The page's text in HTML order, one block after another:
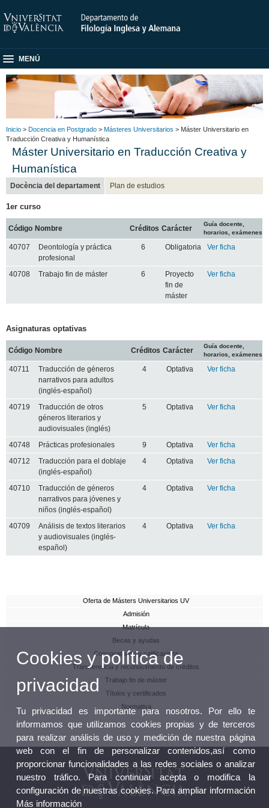
MENÚ
Inicio > Docencia en Postgrado > Másteres Universitarios > Máster Universitario en
Traducción Creativa y Humanística
Máster Universitario en Traducción Creativa y
Humanística
Docència del departament Plan de estudios
1er curso
Código Nombre Créditos Carácter
Guía docente,
horarios, exámenes
40707
Deontología y práctica
profesional
6 Obligatoria Ver ficha
40708 Trabajo fin de máster 6
Proyecto
fin de
máster
Ver ficha
Asignaturas optativas
Código Nombre Créditos Carácter
Guía docente,
horarios, exámenes
40711
Traducción de géneros
narrativos para adultos
(inglés-español)
4 Optativa Ver ficha
40719
Traducción de otros
géneros literarios y
audiovisuales (inglés)
5 Optativa Ver ficha
40748 Prácticas profesionales 9 Optativa
Ver ficha
40712
Traducción para el doblaje
(inglés-español)
4 Optativa Ver ficha
40710
Traducción de géneros
narrativos para jóvenes y
niños (inglés-español)
4 Optativa Ver ficha
40709
Análisis de textos literarios
y audiovisuales (inglés-
español)
4 Optativa Ver ficha
Oferta de Másters Universitarios UV
Admisión
Matrícula
Becas y ayudas
Convocatorias y calificacions
Transferencia y reconocimiento de créditos
Trabajo fin de máster
Títulos y certificados
Normativa
Cookies y política de
privacidad
Tu privacidad es importante para nosotros. Por ello te
informamos que utilizamos cookies propias y de terceros
para realizar análisis de uso y medición de nuestra página
web con el fin de personalizar contenidos,así como
proporcionar funcionalidades a las redes sociales o analizar
nuestro tráfico. Para continuar acepta o modifica la
configuración de nuestras cookies. Para ampliar información
Más información